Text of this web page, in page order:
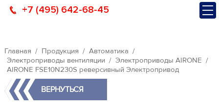
+7 (495) 642-68-45
Главная Продукция
Автоматика
Электроприводы вентиляции
Электроприводы AIRONE
AIRONE FSE10N230S реверсивный Электропривод
ВЕРНУТЬСЯ